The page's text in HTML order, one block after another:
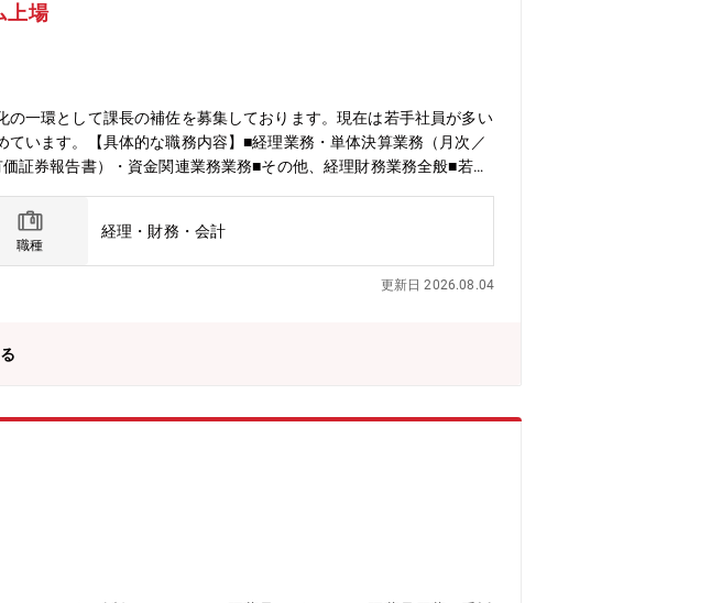
上場
一環として課長の補佐を募集しております。現在は若手社員が多い
います。【具体的な職務内容】■経理業務・単体決算業務（月次／
報告書）・資金関連業務業務■その他、経理財務業務全般■若手
開示、資金などを中心にお任せしながら、課長と連携して組織運営
を発揮いただくことを期待しております。【組織構成】経営推進
時間/月平均程度（2025年度）■時間単位での有給取得可能■有給
職種
経理・財務・会計
更新日 2026.08.04